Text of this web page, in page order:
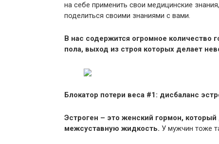
на себе применить свои медицинские
поделиться своими знаниями с вами.
В нас содержится огромное количество
пола, выход из строя которых делает
Блокатор потери веса #1: дисбаланс
Эстроген – это женский гормон,
межсуставную жидкость. У мужчин тоже